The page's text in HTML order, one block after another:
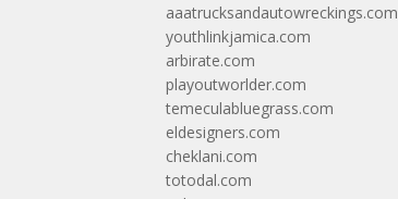
aaatrucksandautowreckings.com
youthlinkjamica.com
arbirate.com
playoutworlder.com
temeculabluegrass.com
eldesigners.com
cheklani.com
totodal.com